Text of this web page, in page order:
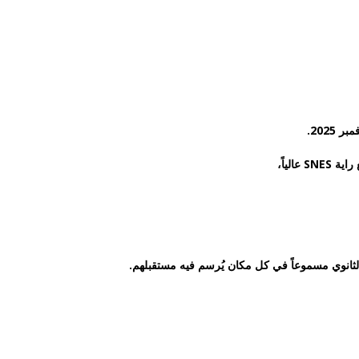
مسموعاً في كل مكان يُرسم فيه مستقبلهم.